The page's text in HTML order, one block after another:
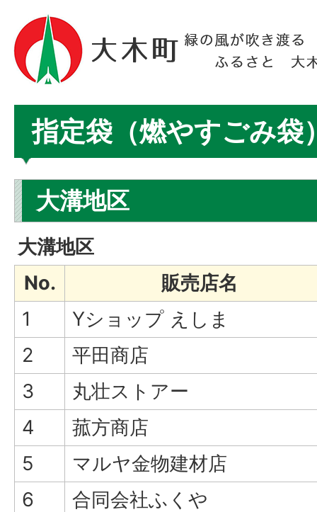
指定袋（燃やすごみ袋
大溝地区
大溝地区
No.
販売店名
1
Yショップ えしま
2
平田商店
3
丸壮ストアー
4
菰方商店
5
マルヤ金物建材店
6
合同会社ふくや